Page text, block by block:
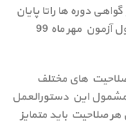
دوره ها راتا پایان
اسفند 1400 بگذرانن در این صورت قبول آزمون مهر ماه 99
های مختلف
این دستورالعمل
صلاحیت باید متمایز